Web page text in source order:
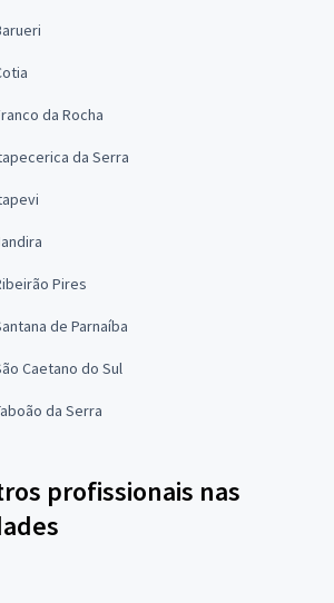
da Rocha
da Serra
Pires
de Parnaíba
Caetano do Sul
da Serra
profissionais nas